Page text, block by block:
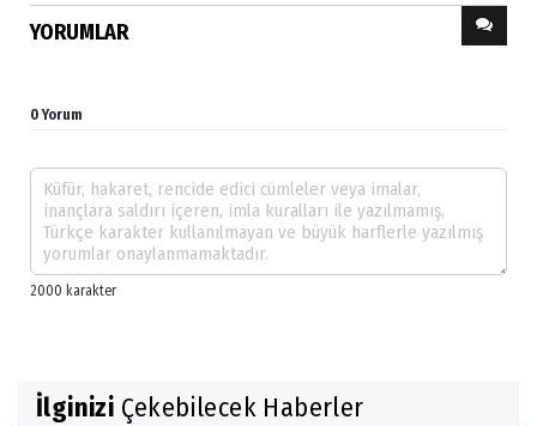
YORUMLAR
0 Yorum
İlginizi Çekebilecek Haberler